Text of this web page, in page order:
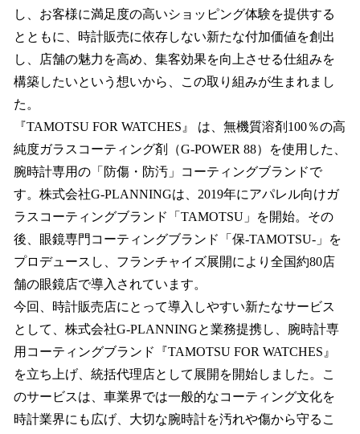
し、お客様に満足度の高いショッピング体験を提供する
とともに、時計販売に依存しない新たな付加価値を創出
し、店舗の魅力を高め、集客効果を向上させる仕組みを
構築したいという想いから、この取り組みが生まれまし
た。
『TAMOTSU FOR WATCHES』 は、無機質溶剤100％の高
純度ガラスコーティング剤（G-POWER 88）を使用した、
腕時計専用の「防傷・防汚」コーティングブランドで
す。株式会社G-PLANNINGは、2019年にアパレル向けガ
ラスコーティングブランド「TAMOTSU」を開始。その
後、眼鏡専門コーティングブランド「保-TAMOTSU-」を
プロデュースし、フランチャイズ展開により全国約80店
舗の眼鏡店で導入されています。
今回、時計販売店にとって導入しやすい新たなサービス
として、株式会社G-PLANNINGと業務提携し、腕時計専
用コーティングブランド『TAMOTSU FOR WATCHES』
を立ち上げ、統括代理店として展開を開始しました。こ
のサービスは、車業界では一般的なコーティング文化を
時計業界にも広げ、大切な腕時計を汚れや傷から守るこ